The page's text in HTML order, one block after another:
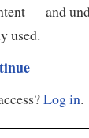
— and
used.
Log in.